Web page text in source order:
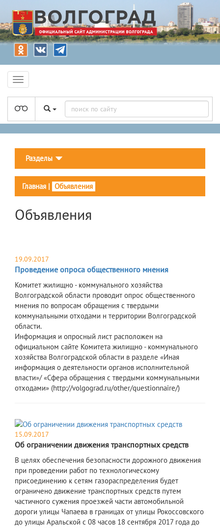
Разделы
Главная | Объявления
Объявления
19.09.2017
Проведение опроса общественного мнения
Комитет жилищно - коммунального хозяйства
Волгоградской области проводит опрос общественного
мнения по вопросам обращения с твердыми
коммунальными отходами н территории Волгоградской
области.
Информация и опросный лист расположен на
официальном сайте Комитета жилищно - коммунального
хозяйства Волгоградской области в разделе «Иная
информация о деятельности органов исполнительной
власти»/ «Сфера обращения с твердыми коммунальными
отходами» (http://volgograd.ru/other/questionnaire/)
15.09.2017
Об ограничении движения транспортных средств
В целях обеспечения безопасности дорожного движения
при проведении работ по технологическому
присоединению к сетям газораспределения будет
ограничено движение транспортных средств путем
частичного сужения проезжей части автомобильной
дороги улицы Чапаева в границах от улицы Рокоссовского
до улицы Аральской с 08 часов 18 сентября 2017 года до